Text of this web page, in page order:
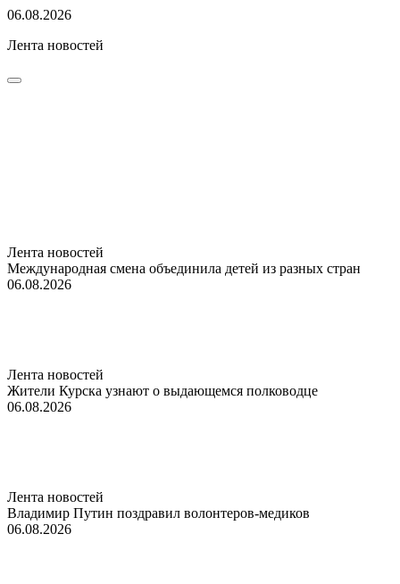
06.08.2026
Лента новостей
Лента новостей
Международная смена объединила детей из разных стран
06.08.2026
Лента новостей
Жители Курска узнают о выдающемся полководце
06.08.2026
Лента новостей
Владимир Путин поздравил волонтеров-медиков
06.08.2026